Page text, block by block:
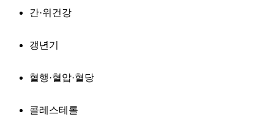
간·위건강
갱년기
혈행·혈압·혈당
콜레스테롤